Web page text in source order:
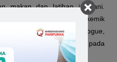
makan dan latihan jasmani.
berupa Obat hipoglikemik
insulin secretagogue,
dan Insulin, diberikan pada